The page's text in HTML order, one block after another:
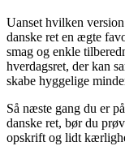
Uanset hvilken
danske ret en ægte
smag og enkle
hverdagsret, der kan
skabe hyggelige
Så næste gang du er
danske ret, bør du
opskrift og lidt